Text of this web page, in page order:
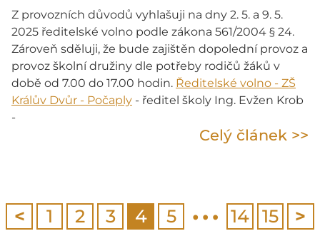
Z provozních důvodů vyhlašuji na dny 2. 5. a 9. 5.
2025 ředitelské volno podle zákona 561/2004 § 24.
Zároveň sděluji, že bude zajištěn dopolední provoz a
provoz školní družiny dle potřeby rodičů žáků v
době od 7.00 do 17.00 hodin. Ředitelské volno - ZŠ
Králův Dvůr - Počaply - ředitel školy Ing. Evžen Krob
-
Celý článek >>
< 1 2 3 4 5 … 14 15 >